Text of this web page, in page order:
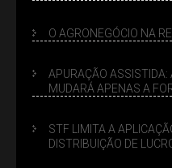
O AGRONEGÓCIO NA
APURAÇÃO ASSISTIDA:
MUDARÁ APENAS A
STF LIMITA A
DISTRIBUIÇÃO DE